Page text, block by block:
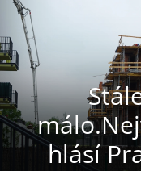
hlásí